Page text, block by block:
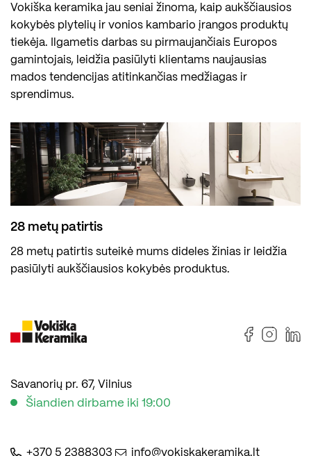
Vokiška keramika jau seniai žinoma, kaip aukščiausios
kokybės plytelių ir vonios kambario įrangos produktų
tiekėja. Ilgametis darbas su pirmaujančiais Europos
gamintojais, leidžia pasiūlyti klientams naujausias
mados tendencijas atitinkančias medžiagas ir
sprendimus.
28 metų patirtis
28 metų patirtis suteikė mums dideles žinias ir leidžia
pasiūlyti aukščiausios kokybės produktus.
Savanorių pr. 67, Vilnius
Šiandien dirbame iki 19:00
+370 5 2388303 info@vokiskakeramika.lt